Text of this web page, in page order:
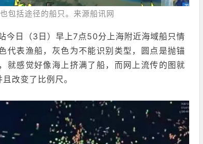
包括途径的船只。来源船讯网
日（3日）早上7点50分上海附近海域船只情
代表渔船，灰色为不能识别类型，圆点是抛锚
就感觉好像海上挤满了船，而网上流传的图就
改变了比例尺。